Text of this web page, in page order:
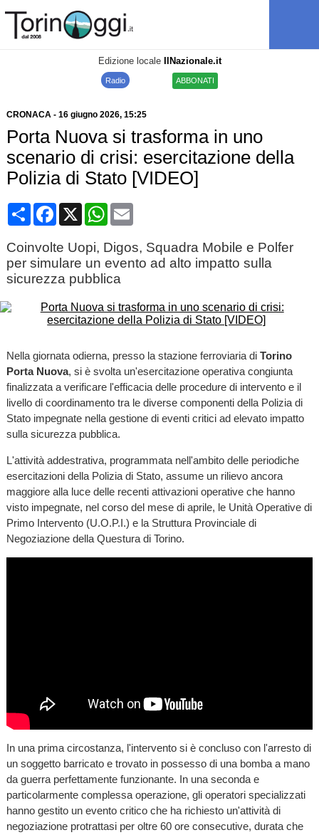
Edizione locale IlNazionale.it
Radio ABBONATI
CRONACA- 16 giugno 2026, 15:25
Porta Nuova si trasforma in uno
scenario di crisi: esercitazione della
Polizia di Stato [VIDEO]
CondividiFacebook
X WhatsApp
Email
Coinvolte Uopi, Digos, Squadra Mobile e Polfer
per simulare un evento ad alto impatto sulla
sicurezza pubblica
Nella giornata odierna, presso la stazione ferroviaria di Torino
Porta Nuova, si è svolta un'esercitazione operativa congiunta
finalizzata a verificare l'efficacia delle procedure di intervento e il
livello di coordinamento tra le diverse componenti della Polizia di
Stato impegnate nella gestione di eventi critici ad elevato impatto
sulla sicurezza pubblica.
L'attività addestrativa, programmata nell'ambito delle periodiche
esercitazioni della Polizia di Stato, assume un rilievo ancora
maggiore alla luce delle recenti attivazioni operative che hanno
visto impegnate, nel corso del mese di aprile, le Unità Operative di
Primo Intervento (U.O.P.I.) e la Struttura Provinciale di
Negoziazione della Questura di Torino.
In una prima circostanza, l'intervento si è concluso con l'arresto di
un soggetto barricato e trovato in possesso di una bomba a mano
da guerra perfettamente funzionante. In una seconda e
particolarmente complessa operazione, gli operatori specializzati
hanno gestito un evento critico che ha richiesto un'attività di
negoziazione protrattasi per oltre 60 ore consecutive, durata che